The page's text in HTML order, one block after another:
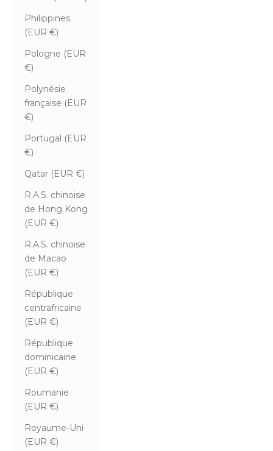
Philippines
(EUR €)
Pologne (EUR
€)
Polynésie
française (EUR
€)
Portugal (EUR
€)
Qatar (EUR €)
R.A.S. chinoise
de Hong Kong
(EUR €)
R.A.S. chinoise
de Macao
(EUR €)
République
centrafricaine
(EUR €)
République
dominicaine
(EUR €)
Roumanie
(EUR €)
Royaume-Uni
(EUR €)